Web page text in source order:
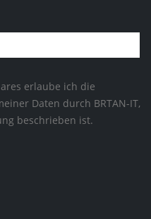
erlaube ich die
Daten durch BRTAN-IT,
beschrieben ist.